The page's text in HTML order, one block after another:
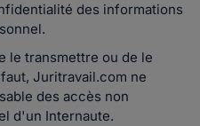
des informations
le transmettre ou de le
Juritravail.com ne
des accès non
d'un Internaute.